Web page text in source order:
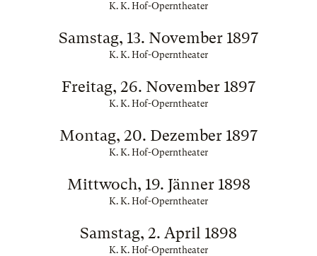
K. K. Hof-Operntheater
Samstag, 13. November 1897
K. K. Hof-Operntheater
Freitag, 26. November 1897
K. K. Hof-Operntheater
Montag, 20. Dezember 1897
K. K. Hof-Operntheater
Mittwoch, 19. Jänner 1898
K. K. Hof-Operntheater
Samstag, 2. April 1898
K. K. Hof-Operntheater